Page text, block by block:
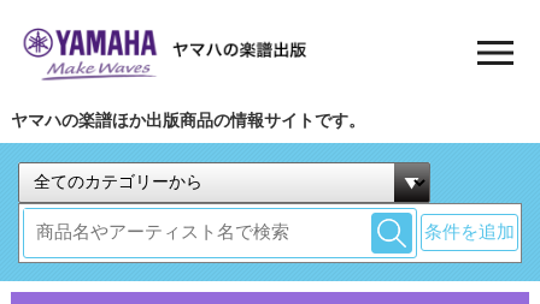
ヤマハの楽譜ほか出版商品の情報サイトです。
条件を追加